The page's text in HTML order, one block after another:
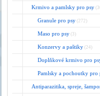
Krmivo a pamlsky pro psy
Granule pro psy (272)
Maso pro psy (3)
Konzervy a paštiky (24)
Doplňkové krmivo pro
Pamlsky a pochoutky pro
Antiparazitika, spreje,